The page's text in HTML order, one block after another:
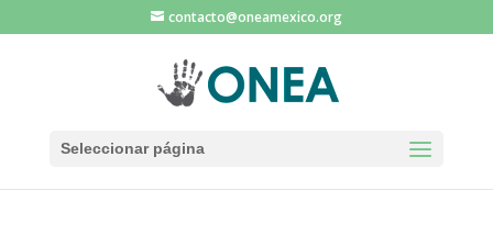
contacto@oneamexico.org
Seleccionar página